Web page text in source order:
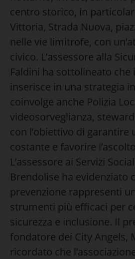
centro storico, in
Vittoria, Strada Nuova,
nelle vie limitrofe, con
civico. L’assessore alla
Faldini ha sottolineato che
inserisce in una strategia
coinvolge anche Polizia
videosorveglianza,
con l’obiettivo di garantire
costante e favorire
L’assessore ai Servizi
Brendolise ha evidenziato
prevenzione rappresenti
strumenti più efficaci per
sicurezza e inclusione. Il
fondatore dei City Angels,
ricordato che